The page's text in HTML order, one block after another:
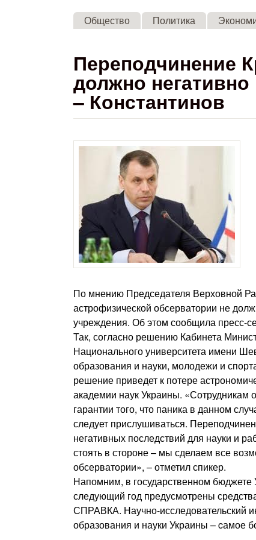
Общество Политика
Переподчинение
должно
– Константинов
По мнению Председателя Верховной
астрофизической обсерватории не
учреждения. Об этом сообщила пресс-
Так, согласно решению Кабинета
Национального университета имени
образования и науки, молодежи и
решение приведет к потере
академии наук Украины. «Сотрудникам
гарантии того, что паника в данном
следует прислушиваться.
негативных последствий для науки и
стоять в стороне – мы сделаем все
обсерватории», – отметил спикер.
Напомним, в государственном
следующий год предусмотрены
СПРАВКА. Научно-исследовательский
образования и науки Украины – cамое